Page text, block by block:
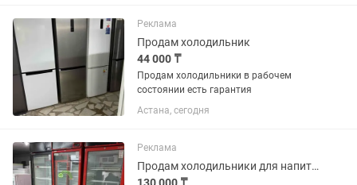
Реклама
Продам холодильник
44 000 ₸
Продам холодильники в рабочем
состоянии есть гарантия
Астана, сегодня
Реклама
Продам холодильники для напитков в хорошем состоянии